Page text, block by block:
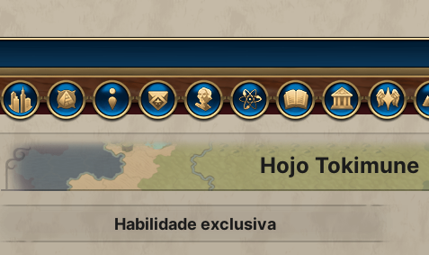
Hojo Tokimune
Habilidade exclusiva